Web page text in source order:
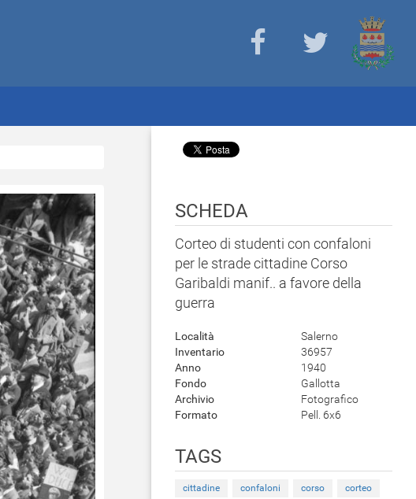
SCHEDA
Corteo di studenti con confaloni
per le strade cittadine Corso
Garibaldi manif.. a favore della
guerra
Località
Salerno
Inventario
36957
Anno
1940
Fondo
Gallotta
Archivio
Fotografico
Formato
Pell. 6x6
TAGS
cittadine confaloni corso
corteo